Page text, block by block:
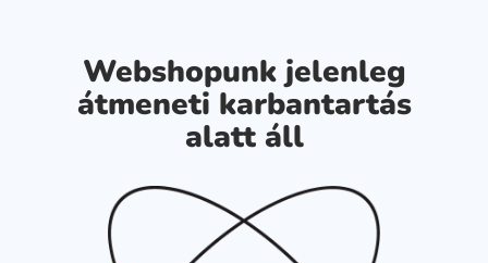
Webshopunk jelenleg
átmeneti karbantartás
alatt áll